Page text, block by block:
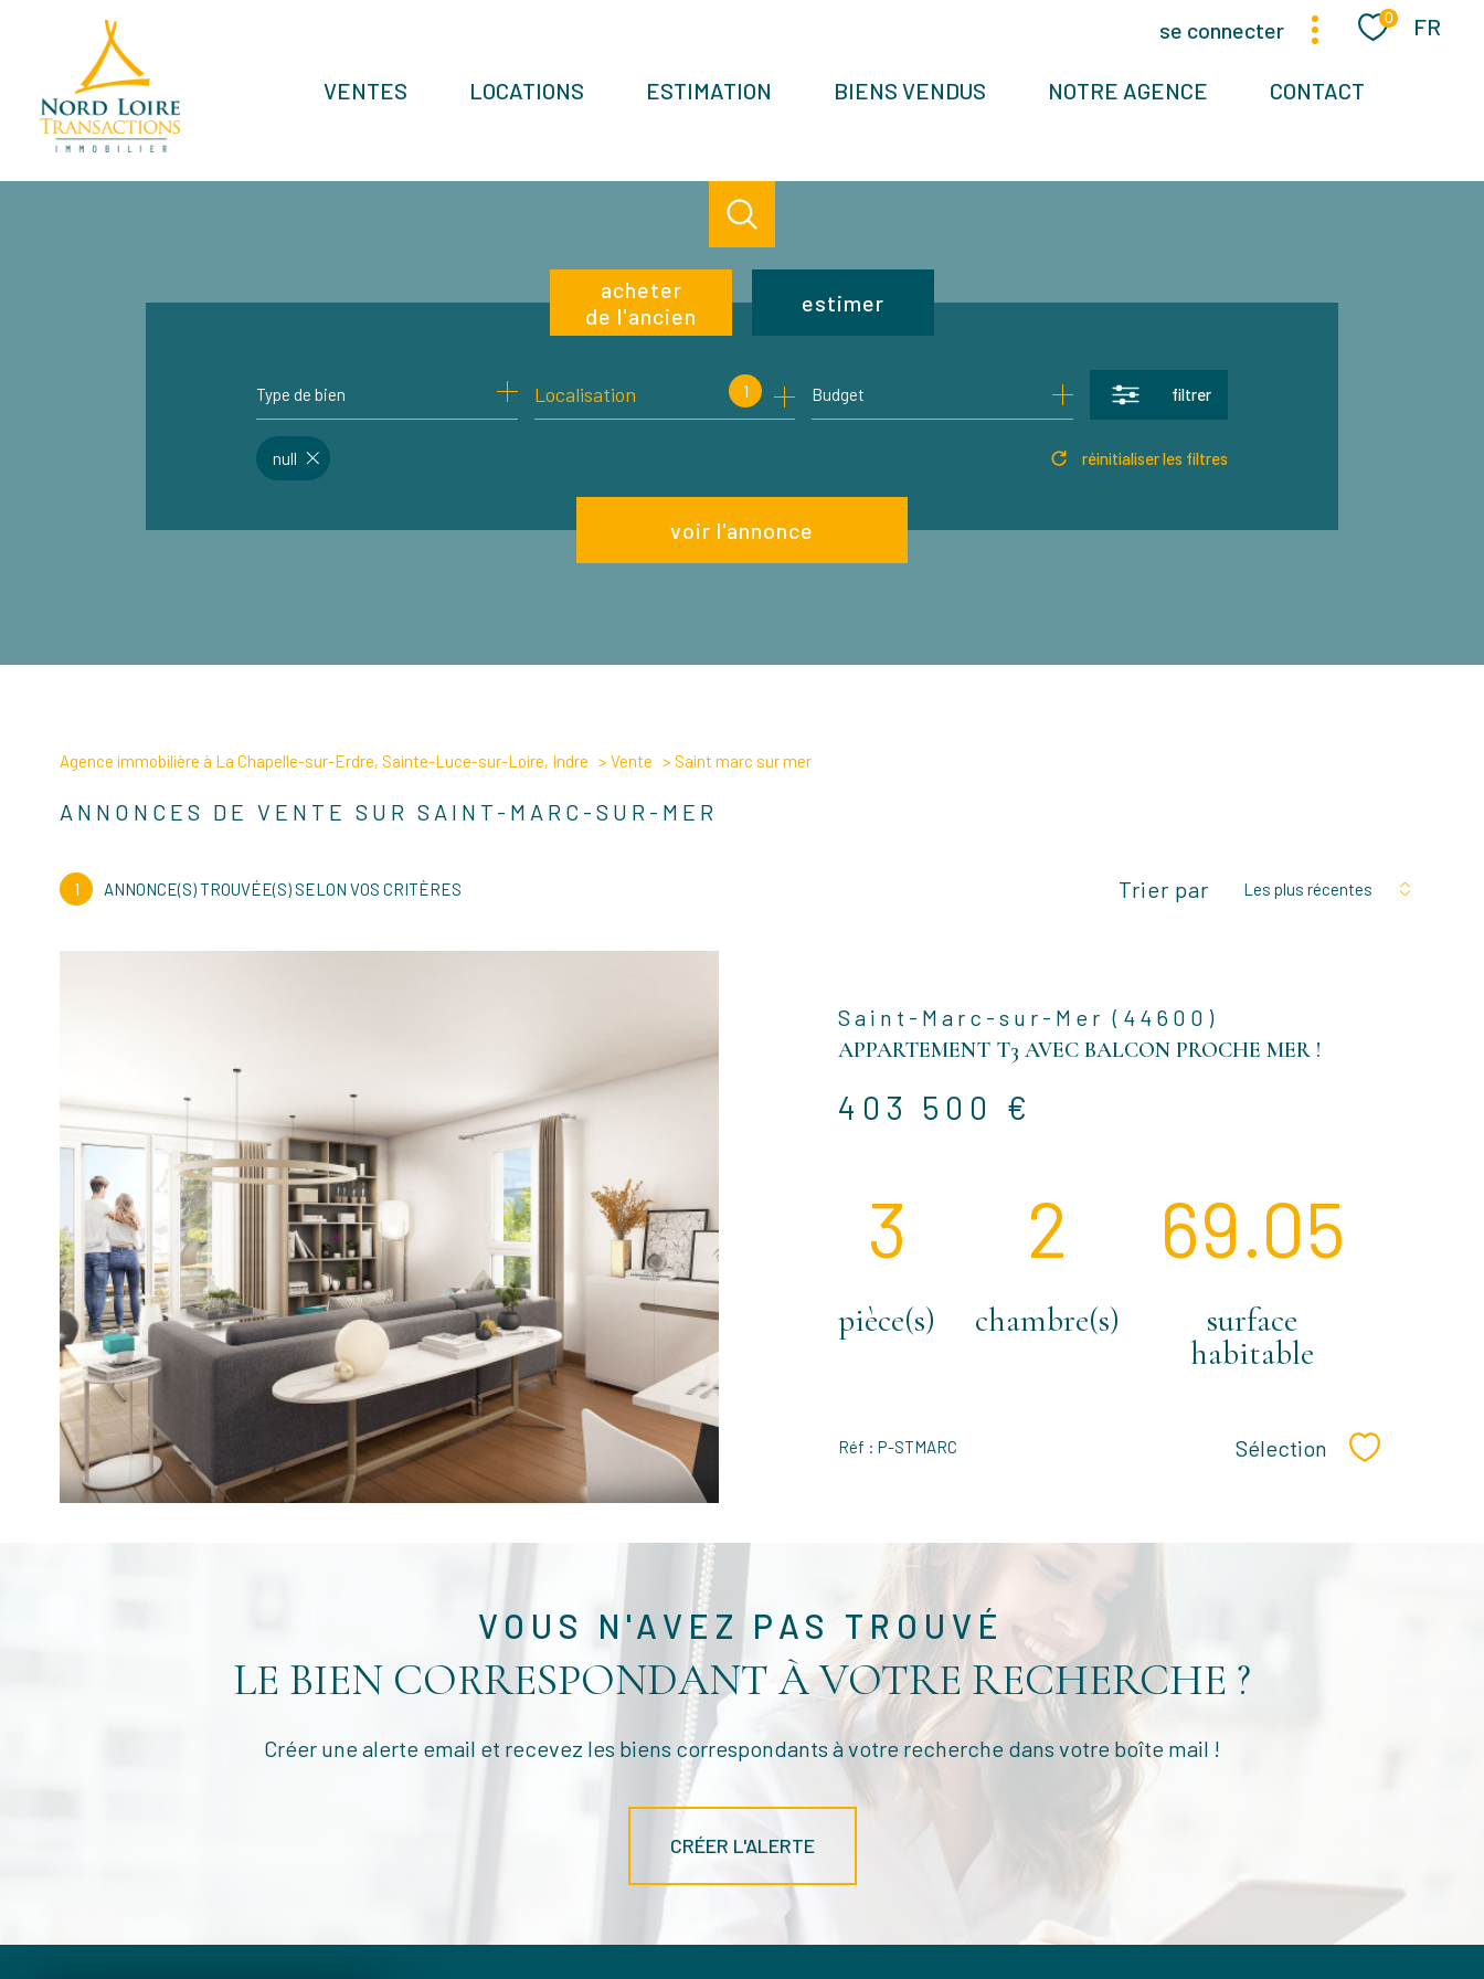
se connecter 0 Langue
FR
VENTES LOCATIONS ESTIMATION BIENS VENDUS NOTRE AGENCE CONTACT
acheter
de l'ancien
de l'immo pro
estimer
Type de bien 1
Localisation Budget filtrer
voir l'annonce
null réinitialiser les filtres
Agence immobilière à La Chapelle-sur-Erdre, Sainte-Luce-sur-Loire, Indre Vente Saint marc sur mer
ANNONCES DE VENTE SUR SAINT-MARC-SUR-MER
1 ANNONCE(S) TROUVÉE(S) SELON VOS CRITÈRES Trier par Les plus récentes
VOIR LE
BIEN
Saint-Marc-sur-Mer (44600)
APPARTEMENT T3 AVEC BALCON PROCHE MER !
403 500 €
3
pièce(s)
2
chambre(s)
69.05
surface
habitable
Réf : P-STMARC Sélection Sélectionner
VOUS N'AVEZ PAS TROUVÉ
LE BIEN CORRESPONDANT À VOTRE RECHERCHE ?
Créer une alerte email et recevez les biens correspondants à votre recherche dans votre boîte mail !
CRÉER L'ALERTE